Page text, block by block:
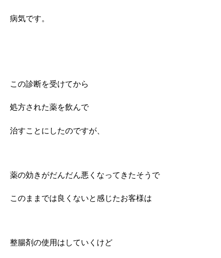
病気です。
この診断を受けてから
処方された薬を飲んで
治すことにしたのですが、
薬の効きがだんだん悪くなってきたそうで
このままでは良くないと感じたお客様は
整腸剤の使用はしていくけど